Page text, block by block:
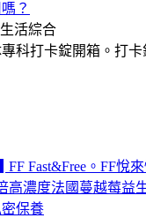
？
生活綜合
Fast&Free。FF悅
高濃度法國蔓越莓益
保養